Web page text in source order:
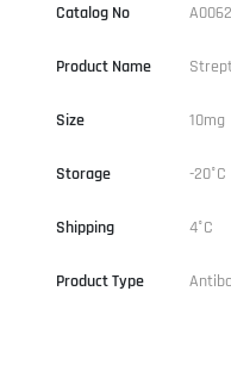
Catalog No
Product Name
Size 10mg
Storage -20°C
Shipping 4°C
Product Type